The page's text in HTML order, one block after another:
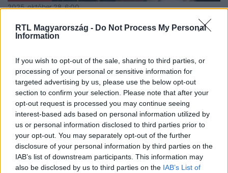
RTL Magyarország - Do Not Process My Personal
Information
If you wish to opt-out of the sale, sharing to third parties, or
processing of your personal or sensitive information for
targeted advertising by us, please use the below opt-out
section to confirm your selection. Please note that after your
opt-out request is processed you may continue seeing
interest-based ads based on personal information utilized by
us or personal information disclosed to third parties prior to
your opt-out. You may separately opt-out of the further
disclosure of your personal information by third parties on the
IAB’s list of downstream participants. This information may
also be disclosed by us to third parties on the IAB’s List of
2025. október 28. 6:00
„Ez az utolsó bőr, amit le tudsz húzni!” – heves
vitával indult az Exek csatája
indulatok – volt elszólás, régi sebek feltépése és
kellemetlen együttalvós pillanatok is.